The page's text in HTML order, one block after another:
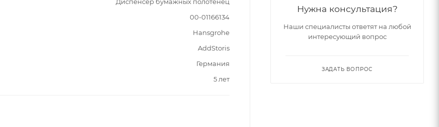
00-01166134
Hansgrohe
AddStoris
Германия
5 лет
Нужна консультация?
Наши специалисты ответят на любой
интересующий вопрос
ЗАДАТЬ ВОПРОС